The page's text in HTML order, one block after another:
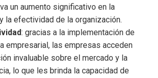
un aumento significativo en la
la efectividad de la organización.
: gracias a la implementación de
empresarial , las empresas acceden
invaluable sobre el mercado y la
lo que les brinda la capacidad de